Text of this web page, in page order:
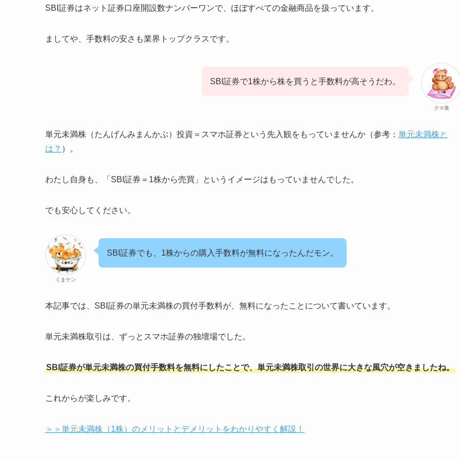
SBI証券はネット証券口座開設数ナンバーワンで、ほぼすべての金融商品を扱っています。
ましてや、手数料の安さも業界トップクラスです。
クマ美
SBI証券で1株から株を買うと手数料が高そうだわ。
単元未満株（たんげんみまんかぶ）投資＝スマホ証券という先入観をもっていませんか（参考： 単元未満株と
は？ ）。
わたし自身も、「SBI証券＝1株から売買」というイメージはもっていませんでした。
でも安心してください。
くまケン
SBI証券でも、1株からの購入手数料が無料になったんだモン。
本記事では、SBI証券の単元未満株の買付手数料が、無料になったことについて書いています。
単元未満株取引は、ずっとスマホ証券の独壇場でした。
SBI証券が単元未満株の買付手数料を無料にしたことで、単元未満株取引の世界に大きな風穴が空きましたね。
これからが楽しみです。
＞＞単元未満株（1株）のメリットとデメリットをわかりやすく解説！